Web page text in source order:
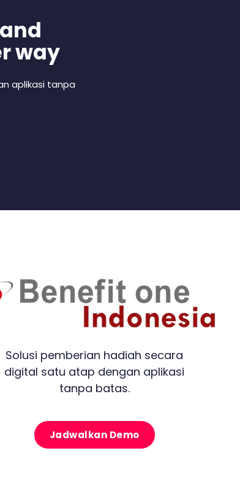
way
aplikasi tanpa
Solusi pemberian hadiah secara
digital satu atap dengan aplikasi
tanpa batas.
Jadwalkan Demo